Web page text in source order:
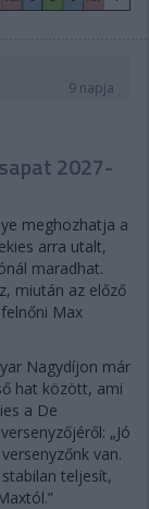
9 napja
2027-
meghozhatja a
arra utalt,
maradhat.
miután az előző
Max
Nagydíjon már
hat között, ami
a De
„Jó
van.
teljesít,